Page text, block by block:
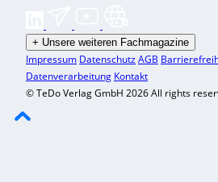
+ Unsere weiteren Fachmagazine
Impressum DatenschutzAGB
Datenverarbeitung Kontakt
© TeDo Verlag GmbH 2026 All rights